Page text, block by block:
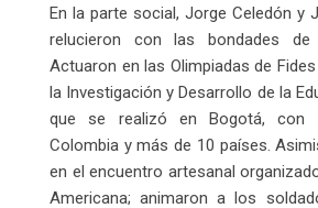
En la parte social, Jorge Celedón y
relucieron con las bondades de
Actuaron en las Olimpiadas de
la Investigación y Desarrollo de la
que se realizó en Bogotá, con
Colombia y más de 10 países.
en el encuentro artesanal
Americana; animaron a los